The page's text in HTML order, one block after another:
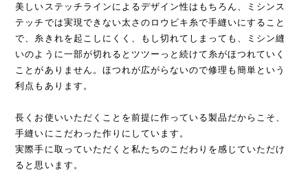
美しいステッチラインによるデザイン性はもちろん、ミシンス
テッチでは実現できない太さのロウビキ糸で手縫いにすること
で、糸きれを起こしにくく、もし切れてしまっても、ミシン縫
いのように一部が切れるとツツーっと続けて糸がほつれていく
ことがありません。ほつれが広がらないので修理も簡単という
利点もあります。
長くお使いいただくことを前提に作っている製品だからこそ、
手縫いにこだわった作りにしています。
実際手に取っていただくと私たちのこだわりを感じていただけ
ると思います。